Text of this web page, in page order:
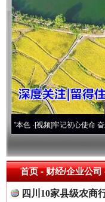
·[视频]牢记初心使命 奋进复兴
首页- 财经/企业公
四川10家县级农商